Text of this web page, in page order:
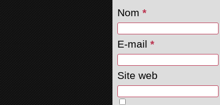
Nom *
E-mail *
Site web